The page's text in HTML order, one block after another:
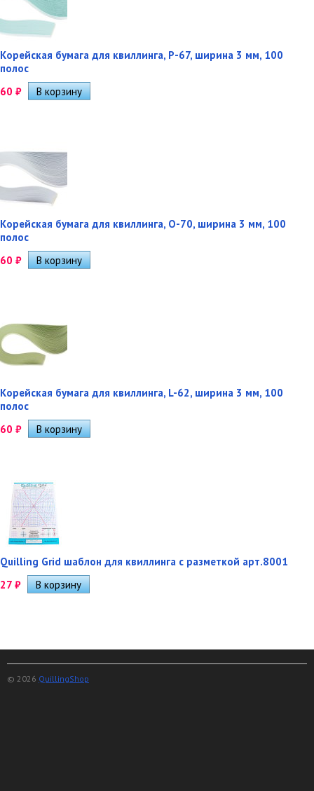
Корейская бумага для квиллинга, P-67, ширина 3 мм, 100
полос
60 ₽
Корейская бумага для квиллинга, O-70, ширина 3 мм, 100
полос
60 ₽
Корейская бумага для квиллинга, L-62, ширина 3 мм, 100
полос
60 ₽
Quilling Grid шаблон для квиллинга с разметкой арт.8001
27 ₽
© 2026 QuillingShop